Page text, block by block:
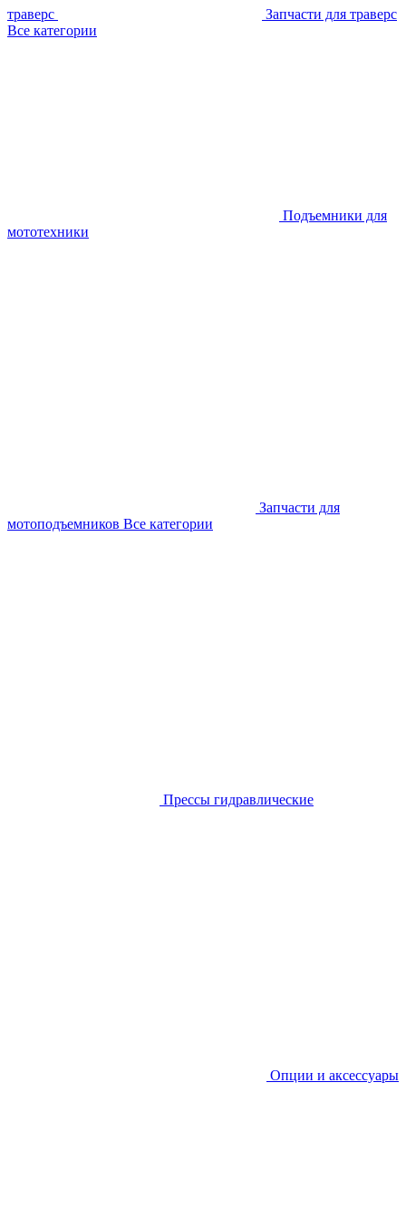
траверс
Запчасти для траверс
Все категории
Подъемники для
мототехники
Запчасти для
мотоподъемников Все категории
Прессы гидравлические
Опции и аксессуары